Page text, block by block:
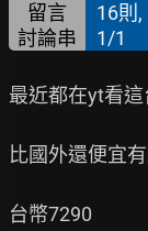
留言
16則,
討論串 1/1
最近都在yt看
比國外還便宜
台幣7290